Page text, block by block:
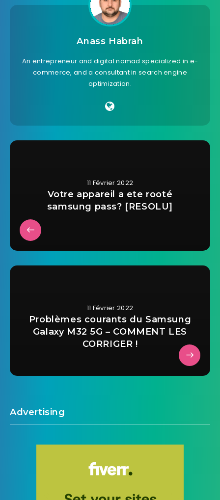
Anass Habrah
An entrepreneur and digital nomad specialized in e-
commerce, and a consultant in search engine
optimization.
11 Février 2022
Votre appareil a ete rooté
samsung pass? [RESOLU]
11 Février 2022
Problèmes courants du Samsung
Galaxy M32 5G – COMMENT LES
CORRIGER !
Advertising